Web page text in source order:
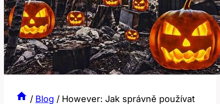
/ Blog / However: Jak správně používat